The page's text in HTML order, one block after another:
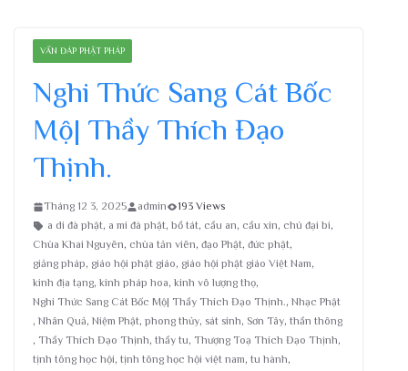
VẤN ĐÁP PHẬT PHÁP
Nghi Thức Sang Cát Bốc
Mộ| Thầy Thích Đạo
Thịnh.
Tháng 12 3, 2025 admin
193 Views
a di đà phật, a mi đà phật, bồ tát, cầu an, cầu xin, chú đại bi,
Chùa Khai Nguyên, chùa tản viên, đạo Phật, đức phật,
giảng pháp, giáo hội phật giáo, giáo hội phật giáo Việt Nam,
kinh địa tạng, kinh pháp hoa, kinh vô lượng thọ,
Nghi Thức Sang Cát Bốc Mộ| Thầy Thích Đạo Thịnh., Nhạc Phật
, Nhân Quả, Niệm Phật, phong thủy, sát sinh, Sơn Tây, thần thông
, Thầy Thích Đạo Thịnh, thầy tu, Thượng Toạ Thích Đạo Thịnh,
tịnh tông học hội, tịnh tông học hội việt nam, tu hành,